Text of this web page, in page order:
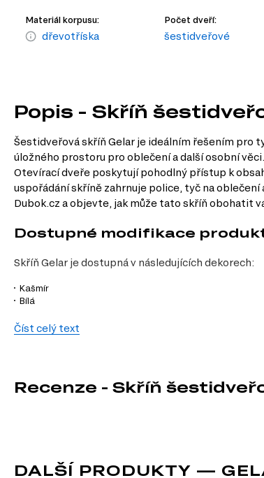
Materiál korpusu:
dřevotříska
Počet dveří:
šestidveřové
Popis - Skříň
Šestidveřová skříň Gelar je ideálním řešením pro
úložného prostoru pro oblečení a další osobní
Otevírací dveře poskytují pohodlný přístup k
uspořádání skříně zahrnuje police, tyč na
Dubok.cz a objevte, jak může tato skříň obohatit
Dostupné modifikace
Skříň Gelar je dostupná v následujících dekorech:
Kašmír
Bílá
Charakteristiky, vlastnosti a
Povrchová úprava.
Laminovaný povrch usnadňuje
Vnitřní uspořádání.
Skříň je vybavena policemi, tyčí na
Číst celý text
Recenze - Skříň
DALŠÍ PRODUKTY —